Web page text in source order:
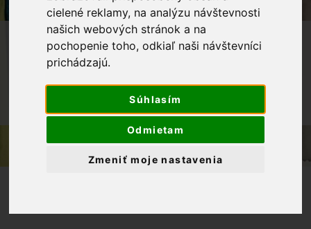
cielené reklamy, na analýzu návštevnosti
našich webových stránok a na
pochopenie toho, odkiaľ naši návštevníci
prichádzajú.
Súhlasím
Odmietam
Zmeniť moje nastavenia
OBCHOD BYTOVÝ TEXTIL A DEKORÁCIE
GOBELÍNOVÁ OBLIEČKA NA VANKÚŠIK
CHENILLE 42X42 - KURIATKA S
KRASLICAMI